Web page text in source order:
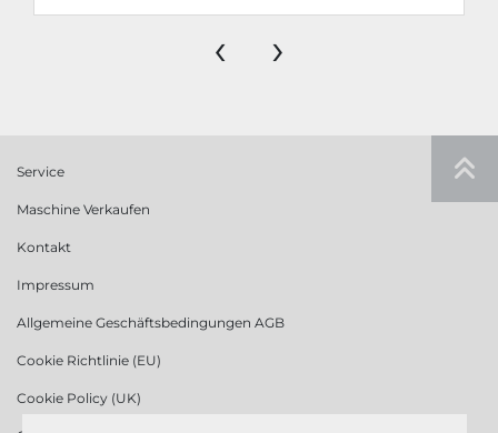
‹ ›
Service
Maschine Verkaufen
Kontakt
Impressum
Allgemeine Geschäftsbedingungen AGB
Cookie Richtlinie (EU)
Cookie Policy (UK)